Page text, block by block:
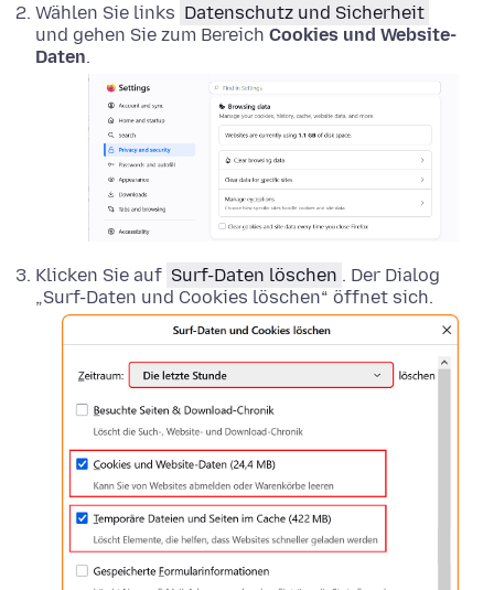
Wählen Sie links Datenschutz und Sicherheit
und gehen Sie zum Bereich Cookies und Website-
Daten.
Klicken Sie auf Surf-Daten löschen . Der Dialog
„Surf-Daten und Cookies löschen“ öffnet sich.